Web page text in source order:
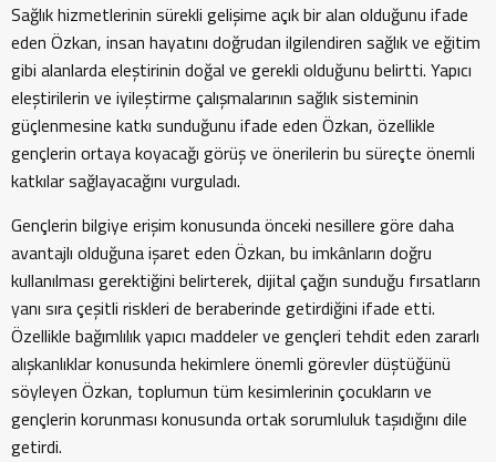
Sağlık hizmetlerinin sürekli gelişime açık bir alan olduğunu ifade
eden Özkan, insan hayatını doğrudan ilgilendiren sağlık ve eğitim
gibi alanlarda eleştirinin doğal ve gerekli olduğunu belirtti. Yapıcı
eleştirilerin ve iyileştirme çalışmalarının sağlık sisteminin
güçlenmesine katkı sunduğunu ifade eden Özkan, özellikle
gençlerin ortaya koyacağı görüş ve önerilerin bu süreçte önemli
katkılar sağlayacağını vurguladı.
Gençlerin bilgiye erişim konusunda önceki nesillere göre daha
avantajlı olduğuna işaret eden Özkan, bu imkânların doğru
kullanılması gerektiğini belirterek, dijital çağın sunduğu fırsatların
yanı sıra çeşitli riskleri de beraberinde getirdiğini ifade etti.
Özellikle bağımlılık yapıcı maddeler ve gençleri tehdit eden zararlı
alışkanlıklar konusunda hekimlere önemli görevler düştüğünü
söyleyen Özkan, toplumun tüm kesimlerinin çocukların ve
gençlerin korunması konusunda ortak sorumluluk taşıdığını dile
getirdi.